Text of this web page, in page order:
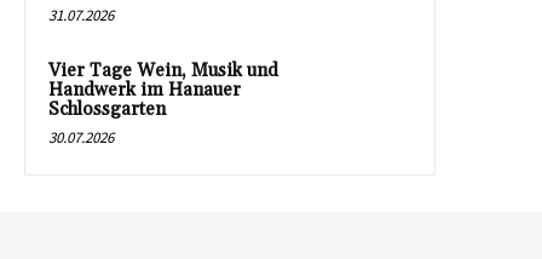
31.07.2026
Vier Tage Wein, Musik und
Handwerk im Hanauer
Schlossgarten
30.07.2026